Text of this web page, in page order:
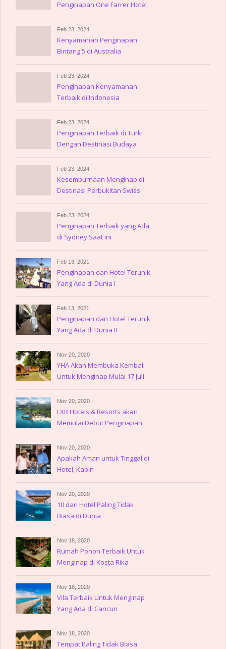
Penginapan One Farrer Hotel
Feb 23, 2024
Kenyamanan Penginapan
Bintang 5 di Australia
Feb 23, 2024
Penginapan Kenyamanan
Terbaik di Indonesia
Feb 23, 2024
Penginapan Terbaik di Turki
Dengan Destinasi Budaya
Memukau
Feb 23, 2024
Kesempurnaan Menginap di
Destinasi Perbukitan Swiss
Feb 23, 2024
Penginapan Terbaik yang Ada
di Sydney Saat Ini
Feb 13, 2021
Penginapan dan Hotel Terunik
Yang Ada di Dunia I
Feb 13, 2021
Penginapan dan Hotel Terunik
Yang Ada di Dunia II
Nov 20, 2020
YHA Akan Membuka Kembali
Untuk Menginap Mulai 17 Juli
Nov 20, 2020
LXR Hotels & Resorts akan
Memulai Debut Penginapan
Nov 20, 2020
Apakah Aman untuk Tinggal di
Hotel, Kabin
Nov 20, 2020
10 dari Hotel Paling Tidak
Biasa di Dunia
Nov 18, 2020
Rumah Pohon Terbaik Untuk
Menginap di Kosta Rika
Nov 18, 2020
Vila Terbaik Untuk Menginap
Yang Ada di Cancun
Nov 18, 2020
Tempat Paling Tidak Biasa